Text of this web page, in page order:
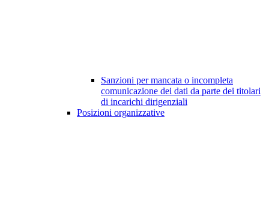
Sanzioni per mancata o incompleta
comunicazione dei dati da parte dei titolari
di incarichi dirigenziali
Posizioni organizzative